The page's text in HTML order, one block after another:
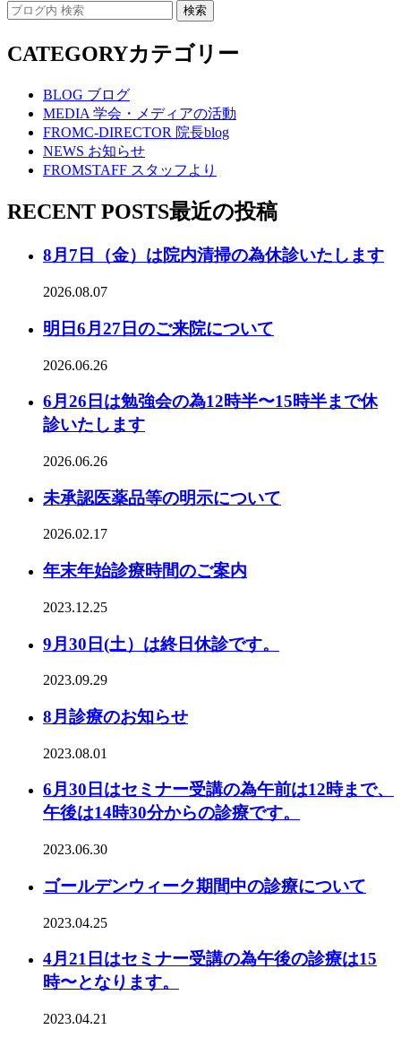
CATEGORYカテゴリー
BLOG ブログ
MEDIA 学会・メディアの活動
FROMC-DIRECTOR 院長blog
NEWS お知らせ
FROMSTAFF スタッフより
RECENT POSTS最近の投稿
8月7日（金）は院内清掃の為休診いたします
2026.08.07
明日6月27日のご来院について
2026.06.26
6月26日は勉強会の為12時半〜15時半まで休
診いたします
2026.06.26
未承認医薬品等の明示について
2026.02.17
年末年始診療時間のご案内
2023.12.25
9月30日(土）は終日休診です。
2023.09.29
8月診療のお知らせ
2023.08.01
6月30日はセミナー受講の為午前は12時まで、
午後は14時30分からの診療です。
2023.06.30
ゴールデンウィーク期間中の診療について
2023.04.25
4月21日はセミナー受講の為午後の診療は15
時〜となります。
2023.04.21